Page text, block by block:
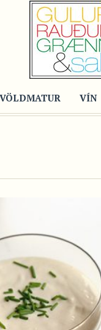
VÍN